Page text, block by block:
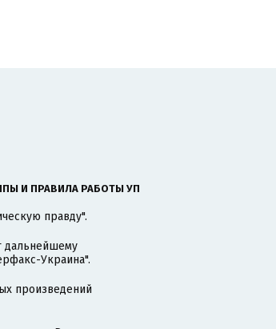
И ПРАВИЛА РАБОТЫ УП
правду".
дальнейшему
Украина".
произведений